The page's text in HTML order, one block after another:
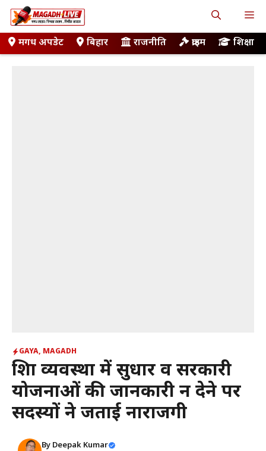
Skip
to
contentमगध अपडेट बिहार राजनीति क्राइम शिक्षा
GAYA, MAGADH
शिक्षा व्यवस्था में सुधार व सरकारी
योजनाओं की जानकारी न देने पर
सदस्यों ने जताई नाराजगी
By Deepak Kumar